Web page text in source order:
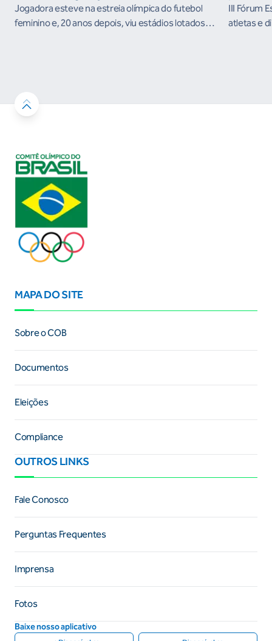
Jogadora esteve na estreia olímpica do futebol
feminino e, 20 anos depois, viu estádios lotados
III Fórum
atletas e
MAPA DO SITE
Sobre o COB
Documentos
Eleições
Compliance
OUTROS LINKS
Fale Conosco
Perguntas Frequentes
Imprensa
Fotos
Baixe nosso aplicativo